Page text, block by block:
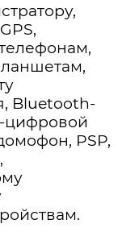
Bluetooth-
цифровой
PSP,